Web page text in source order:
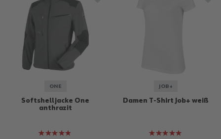
ONE
Softshelljacke One
anthrazit
Bewertung:
JOB+
Damen T-Shirt Job+ weiß
Bewertung: